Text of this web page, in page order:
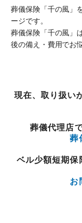
葬儀保険「千の風」
ージです。
葬儀保険「千の風」
後の備え・費用でお
現在、取り扱い
葬儀代理店
葬
ベル少額短期保
お